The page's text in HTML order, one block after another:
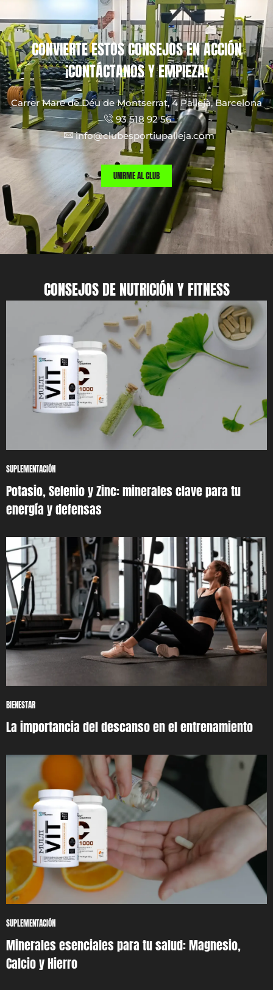
CONVIERTE ESTOS CONSEJOS EN ACCIÓN
¡CONTÁCTANOS Y EMPIEZA!​
Carrer Mare de Déu de Montserrat, 4 Pallejà, Barcelona
93 518 92 56
info@clubesportiupalleja.com
UNIRME AL CLUB
CONSEJOS DE NUTRICIÓN Y FITNESS
SUPLEMENTACIÓN
Potasio, Selenio y Zinc: minerales clave para tu
energía y defensas
BIENESTAR
La importancia del descanso en el entrenamiento
SUPLEMENTACIÓN
Minerales esenciales para tu salud: Magnesio,
Calcio y Hierro